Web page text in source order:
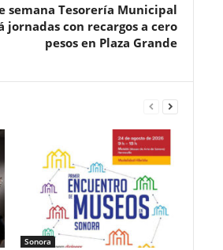
semana Tesorería Municipal
jornadas con recargos a cero
pesos en Plaza Grande
Sonora